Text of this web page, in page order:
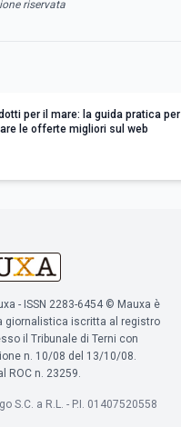
riservata
per il mare: la guida pratica per
le offerte migliori sul web
- ISSN 2283-6454 © Mauxa è
giornalistica iscritta al registro
il Tribunale di Terni con
n. 10/08 del 13/10/08.
ROC n. 23259.
S.C. a R.L. - P.I. 01407520558